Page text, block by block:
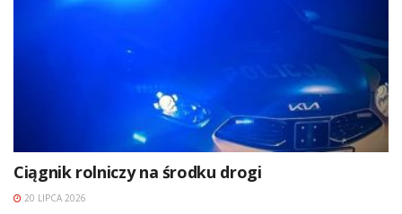
Ciągnik rolniczy na środku drogi
20 LIPCA 2026